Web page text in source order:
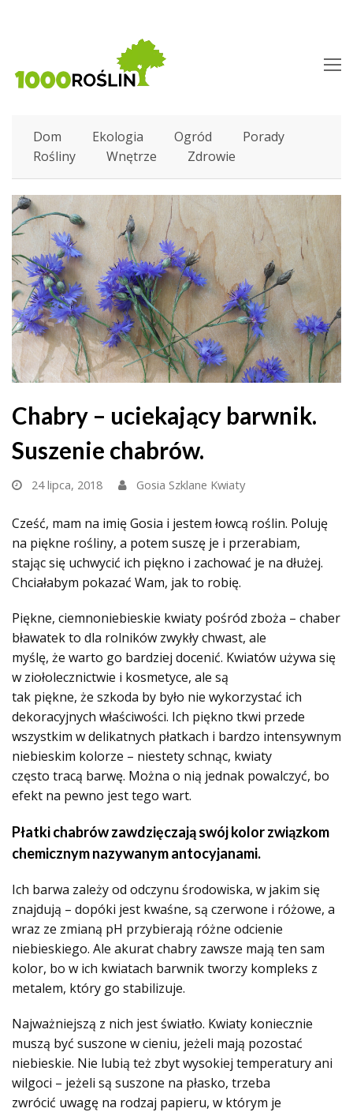
Dom Ekologia Ogród
Porady
Rośliny
Wnętrze Zdrowie
Chabry – uciekający barwnik.
Suszenie chabrów.
24 lipca, 2018 Gosia Szklane Kwiaty
Cześć, mam na imię Gosia i jestem łowcą roślin. Poluję
na piękne rośliny, a potem suszę je i przerabiam,
stając się uchwycić ich piękno i zachować je na dłużej.
Chciałabym pokazać Wam, jak to robię.
Piękne, ciemnoniebieskie kwiaty pośród zboża – chaber
bławatek to dla rolników zwykły chwast, ale
myślę, że warto go bardziej docenić. Kwiatów używa się
w ziołolecznictwie i kosmetyce, ale są
tak piękne, że szkoda by było nie wykorzystać ich
dekoracyjnych właściwości. Ich piękno tkwi przede
wszystkim w delikatnych płatkach i bardzo intensywnym
niebieskim kolorze – niestety schnąc, kwiaty
często tracą barwę. Można o nią jednak powalczyć, bo
efekt na pewno jest tego wart.
Płatki chabrów zawdzięczają swój kolor związkom
chemicznym nazywanym antocyjanami.
Ich barwa zależy od odczynu środowiska, w jakim się
znajdują – dopóki jest kwaśne, są czerwone i różowe, a
wraz ze zmianą pH przybierają różne odcienie
niebieskiego. Ale akurat chabry zawsze mają ten sam
kolor, bo w ich kwiatach barwnik tworzy kompleks z
metalem, który go stabilizuje.
Najważniejszą z nich jest światło. Kwiaty koniecznie
muszą być suszone w cieniu, jeżeli mają pozostać
niebieskie. Nie lubią też zbyt wysokiej temperatury ani
wilgoci – jeżeli są suszone na płasko, trzeba
zwrócić uwagę na rodzaj papieru, w którym je